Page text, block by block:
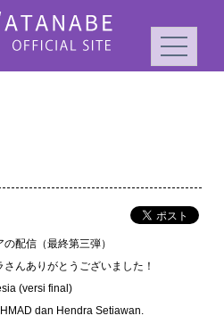
配信（最終第三弾）
んありがとうございました！
(versi final)
dan Hendra Setiawan.